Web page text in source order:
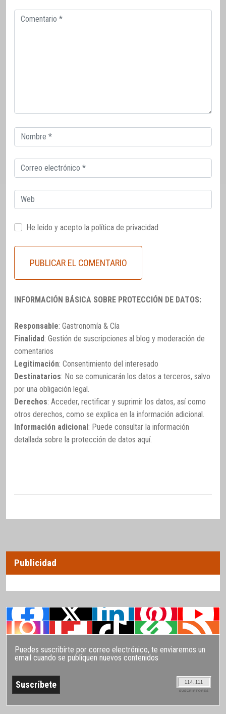
Comentario
Correo
electrónico
Correo
electrónico
Web
He leido y acepto la política de privacidad
INFORMACIÓN BÁSICA SOBRE PROTECCIÓN DE DATOS:
Responsable: Gastronomía & Cía
Finalidad: Gestión de suscripciones al blog y moderación de
comentarios
Legitimación: Consentimiento del interesado
Destinatarios: No se comunicarán los datos a terceros, salvo
por una obligación legal.
Derechos: Acceder, rectificar y suprimir los datos, así como
otros derechos, como se explica en la información adicional.
Información adicional: Puede consultar la información
detallada sobre la protección de datos aquí.
Publicidad
Puedes suscribirte por correo electrónico, te enviaremos un
email cuando se publiquen nuevos contenidos
114.111
SUSCRIPTORES